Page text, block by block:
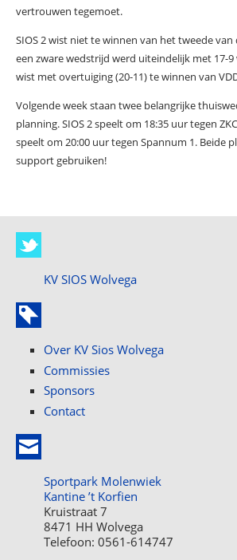
vertrouwen tegemoet.
SIOS 2 wist niet te winnen van het tweede van
een zware wedstrijd werd uiteindelijk met 17-9
wist met overtuiging (20-11) te winnen van
Volgende week staan twee belangrijke
planning. SIOS 2 speelt om 18:35 uur tegen ZKC
speelt om 20:00 uur tegen Spannum 1. Beide
support gebruiken!
KV SIOS Wolvega
Over KV Sios Wolvega
Commissies
Sponsors
Contact
Sportpark Molenwiek
Kantine ’t Korfien
Kruistraat 7
8471 HH Wolvega
Telefoon: 0561-614747